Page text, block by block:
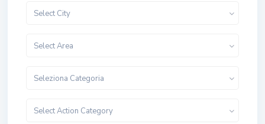
Select City
Select Area
Seleziona Categoria
Select Action Category